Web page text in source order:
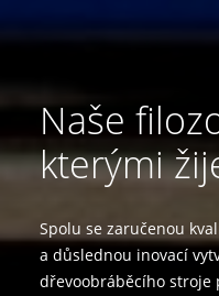
Naše
kterými
Spolu se zaručenou
a důslednou inovací
dřevoobráběcího